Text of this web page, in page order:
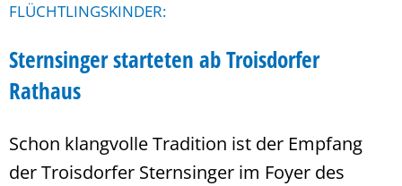
FLÜCHTLINGSKINDER:
Sternsinger starteten ab Troisdorfer
Rathaus
Schon klangvolle Tradition ist der Empfang
der Troisdorfer Sternsinger im Foyer des